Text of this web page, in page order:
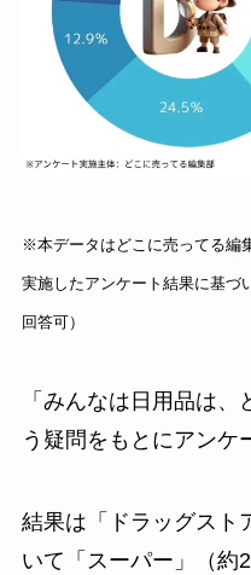
※本データはどこに売ってる編
実施したアンケート結果に基づ
回答可）
「みんなは日用品は
う疑問をもとにアンケ
結果は「ドラッグスト
いて「スーパー」（約